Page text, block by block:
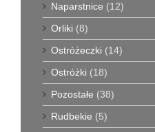
Naparstnice (12)
Orliki (8)
Ostróżeczki (14)
Ostróżki (18)
Pozostałe (38)
Rudbekie (5)